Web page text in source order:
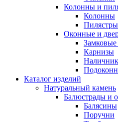
Колонны и
Колонны
Пилястры
Оконные и
Карнизы
Каталог изделий
Натуральный камень
Балюстрады и
Балясины
Поручни